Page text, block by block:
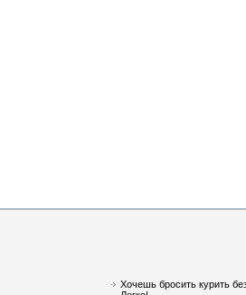
Хочешь бросить курить